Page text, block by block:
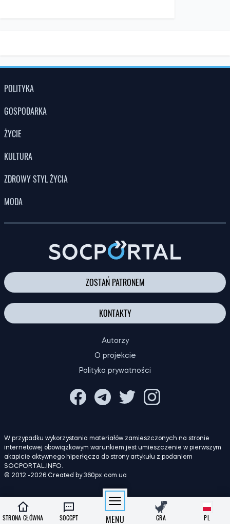
POLITYKA
GOSPODARKA
ŻYCIE
KULTURA
ZDROWY STYL ŻYCIA
MODA
ZOSTAŃ PATRONEM
KONTAKTY
Autorzy
O projekcie
Polityka prywatności
W przypadku wykorzystania materiałów zamieszczonych na stronie
internetowej obowiązkowym warunkiem jest umieszczenie w pierwszym
akapicie aktywnego hiperłącza do strony artykułu z podaniem
SOCPORTAL.INFO.
© 2012 -2026 Created by 360px.com.ua
STRONA GŁÓWNA SOCGPT MENU GRA PL